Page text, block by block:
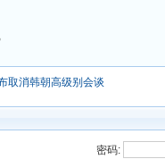
取消韩朝高级别会谈
密码: